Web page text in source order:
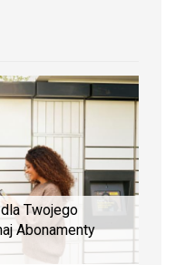
Twojego
Abonamenty